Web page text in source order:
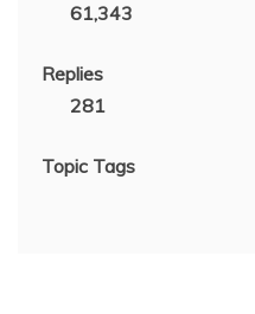
61,343
Replies
281
Topic Tags